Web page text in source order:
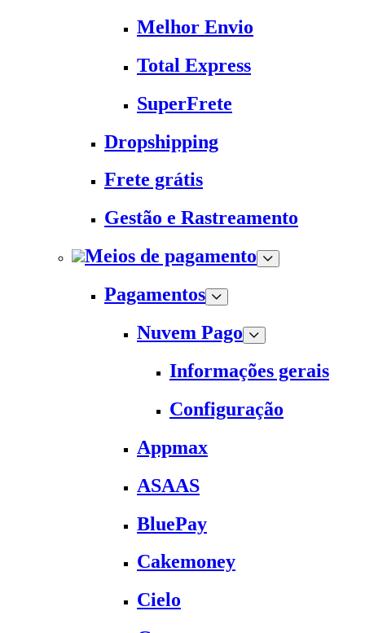
Melhor Envio
Total Express
SuperFrete
Dropshipping
Frete grátis
Gestão e Rastreamento
Meios de pagamento
Pagamentos
Nuvem Pago
Informações gerais
Configuração
Appmax
ASAAS
BluePay
Cakemoney
Cielo